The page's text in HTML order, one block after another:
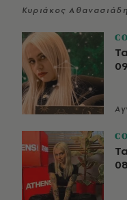
Κυριάκος